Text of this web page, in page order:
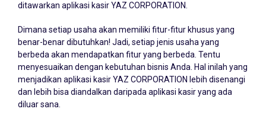
ditawarkan aplikasi kasir YAZ CORPORATION.
Dimana setiap usaha akan memiliki fitur-fitur khusus yang
benar-benar dibutuhkan! Jadi, setiap jenis usaha yang
berbeda akan mendapatkan fitur yang berbeda. Tentu
menyesuaikan dengan kebutuhan bisnis Anda. Hal inilah yang
menjadikan aplikasi kasir YAZ CORPORATION lebih disenangi
dan lebih bisa diandalkan daripada aplikasi kasir yang ada
diluar sana.